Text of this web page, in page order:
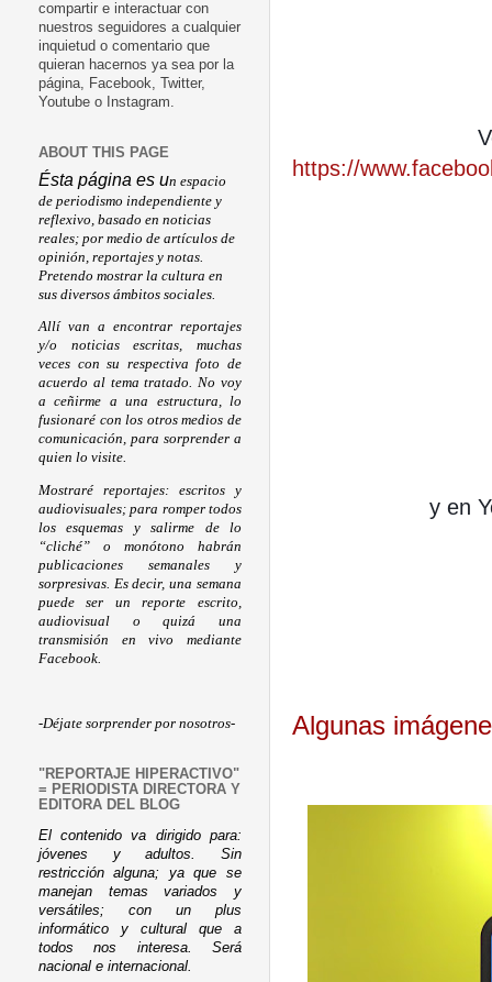
https://
y en
Algunas
compartir e interactuar con
nuestros seguidores a cualquier
inquietud o comentario que
quieran hacernos ya sea por la
página, Facebook, Twitter,
Youtube o Instagram.
ABOUT THIS PAGE
Ésta página es un espacio
de periodismo independiente y
reflexivo, basado en noticias
reales; por medio de artículos de
opinión, reportajes y notas.
Pretendo mostrar la cultura en
sus diversos ámbitos sociales.
Allí van a encontrar reportajes
y/o noticias escritas, muchas
veces con su respectiva foto de
acuerdo al tema tratado. No voy
a ceñirme a una estructura, lo
fusionaré con los otros medios de
comunicación, para sorprender a
quien lo visite.
Mostraré reportajes: escritos y
audiovisuales; para romper todos
los esquemas y salirme de lo
“cliché” o monótono habrán
publicaciones semanales y
sorpresivas. Es decir, una semana
puede ser un reporte escrito,
audiovisual o quizá una
transmisión en vivo mediante
Facebook.
-Déjate sorprender por nosotros-
"REPORTAJE HIPERACTIVO"
= PERIODISTA DIRECTORA Y
EDITORA DEL BLOG
El contenido va dirigido para:
jóvenes y adultos. Sin
restricción alguna; ya que se
manejan temas variados y
versátiles; con un plus
informático y cultural que a
todos nos interesa. Será
nacional e internacional.